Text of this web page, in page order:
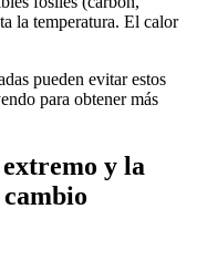
la temperatura. El calor
pueden evitar estos
para obtener más
y la